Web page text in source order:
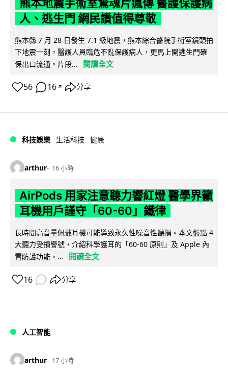
熊本地震手術室驚魂片瘋傳 醫護保護病
人、逃生門 網民讚值得尊敬
熊本縣 7 月 28 日發生 7.1 級地震，熊本綜合醫院手術室鏡頭拍
下地震一刻，醫護人員臨危不亂保護病人，更馬上開逃生門確
保出口流通。片段...
閱讀全文
56 16 ↗ 分享
科技娛樂 生活科技 健康
arthur 16 小時
AirPods 用家注意聽力響紅燈 醫學界籲
耳機用戶謹守「60-60」鐵律
長時間高音量佩戴耳機可能導致永久性噪音性聽損。本文盤點 4
大聽力受損警號，介紹科學護耳的「60-60 原則」及 Apple 內
置防護功能，...
閱讀全文
16 分享
人工智能
arthur 17 小時